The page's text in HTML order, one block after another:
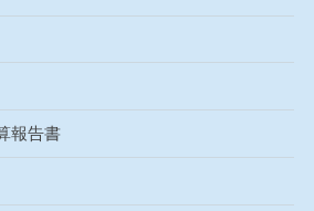
報告書